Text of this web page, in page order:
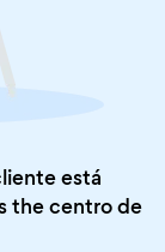
está
thecentro de